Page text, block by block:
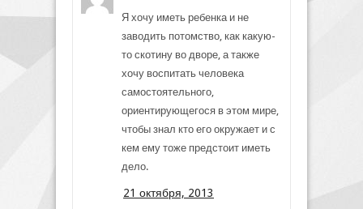
Я хочу иметь ребенка и не
заводить потомство, как какую-
то скотину во дворе, а также
хочу воспитать человека
самостоятельного,
ориентирующегося в этом мире,
чтобы знал кто его окружает и с
кем ему тоже предстоит иметь
дело.
21 октября, 2013